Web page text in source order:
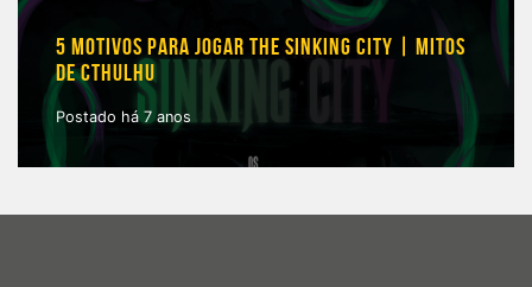
5 MOTIVOS PARA JOGAR THE SINKING CITY | MITOS
DE CTHULHU
Postado há 7 anos